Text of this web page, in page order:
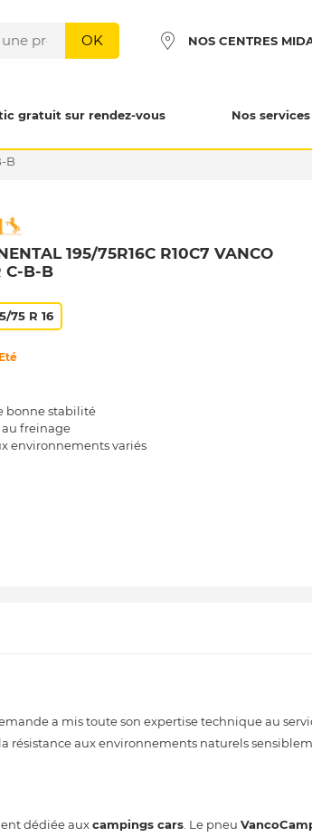
OK NOS CENTRES
gratuit sur rendez-vous Nos services
B
195/75R16C R10C7 VANCO
C-B-B
75 R 16
Eté
bonne stabilité
freinage
environnements variés
a mis toute son expertise technique au
résistance aux environnements naturels
dédiée auxcampings cars . Le pneu